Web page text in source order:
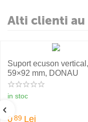
Alti clienti au
Suport ecuson vertical,
59×92 mm, DONAU
in stoc
0 89 Lei